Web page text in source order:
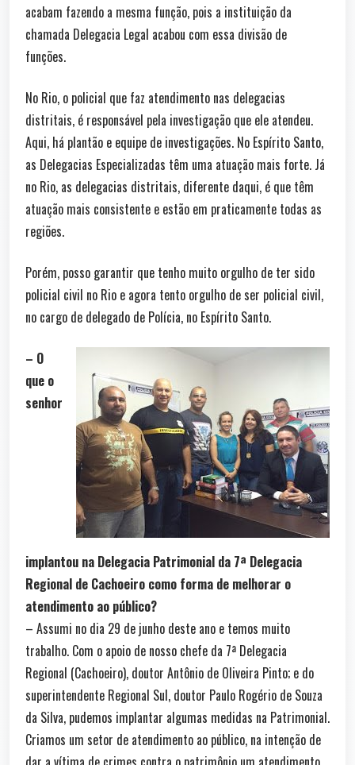
acabam fazendo a mesma função, pois a instituição da
chamada Delegacia Legal acabou com essa divisão de
funções.
No Rio, o policial que faz atendimento nas delegacias
distritais, é responsável pela investigação que ele atendeu.
Aqui, há plantão e equipe de investigações. No Espírito Santo,
as Delegacias Especializadas têm uma atuação mais forte. Já
no Rio, as delegacias distritais, diferente daqui, é que têm
atuação mais consistente e estão em praticamente todas as
regiões.
Porém, posso garantir que tenho muito orgulho de ter sido
policial civil no Rio e agora tento orgulho de ser policial civil,
no cargo de delegado de Polícia, no Espírito Santo.
– O
que o
senhor
implantou na Delegacia Patrimonial da 7ª Delegacia
Regional de Cachoeiro como forma de melhorar o
atendimento ao público?
– Assumi no dia 29 de junho deste ano e temos muito
trabalho. Com o apoio de nosso chefe da 7ª Delegacia
Regional (Cachoeiro), doutor Antônio de Oliveira Pinto; e do
superintendente Regional Sul, doutor Paulo Rogério de Souza
da Silva, pudemos implantar algumas medidas na Patrimonial.
Criamos um setor de atendimento ao público, na intenção de